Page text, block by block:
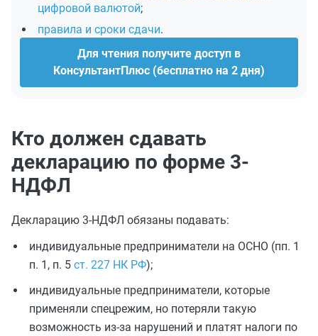
цифровой валютой;
правила и сроки сдачи.
Для чтения получите доступ в
КонсультантПлюс (бесплатно на 2 дня)
Кто должен сдавать
декларацию по форме 3-
НДФЛ
Декларацию 3-НДФЛ обязаны подавать:
индивидуальные предприниматели на ОСНО (пп. 1
п. 1, п. 5 ст. 227 НК РФ);
индивидуальные предприниматели, которые
применяли спецрежим, но потеряли такую
возможность из-за нарушений и платят налоги по